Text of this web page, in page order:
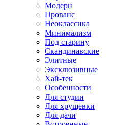
Модерн
Прованс
Неоклассика
Минимализм
Под старину
Скандинавские
Элитные
Эксклюзивные
Хай-тек
Особенности
Для студии
Для хрущевки
Для дачи